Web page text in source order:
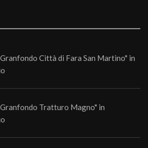
Città di Fara San Martino" in
Tratturo Magno" in